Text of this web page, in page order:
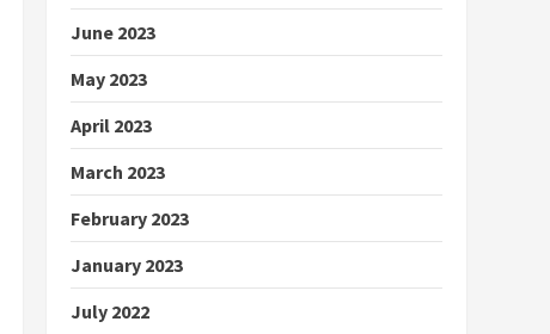
June 2023
May 2023
April 2023
March 2023
February 2023
January 2023
July 2022